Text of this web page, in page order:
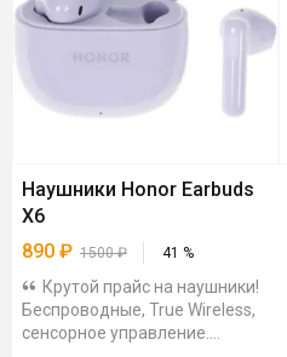
Наушники Honor Earbuds
X6
890 ₽ 1500₽ 41 %
Крутой прайс на наушники!
Беспроводные, True Wireless,
сенсорное управление.